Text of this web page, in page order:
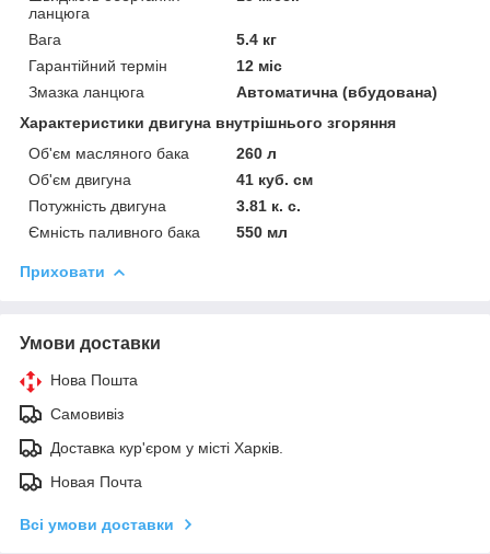
ланцюга
Вага
5.4 кг
Гарантійний термін
12 міс
Змазка ланцюга
Автоматична (вбудована)
Характеристики двигуна внутрішнього згоряння
Об'єм масляного бака
260 л
Об'єм двигуна
41 куб. см
Потужність двигуна
3.81 к. с.
Ємність паливного бака
550 мл
Приховати
Умови доставки
Нова Пошта
Самовивіз
Доставка кур'єром у місті Харків.
Новая Почта
Всі умови доставки